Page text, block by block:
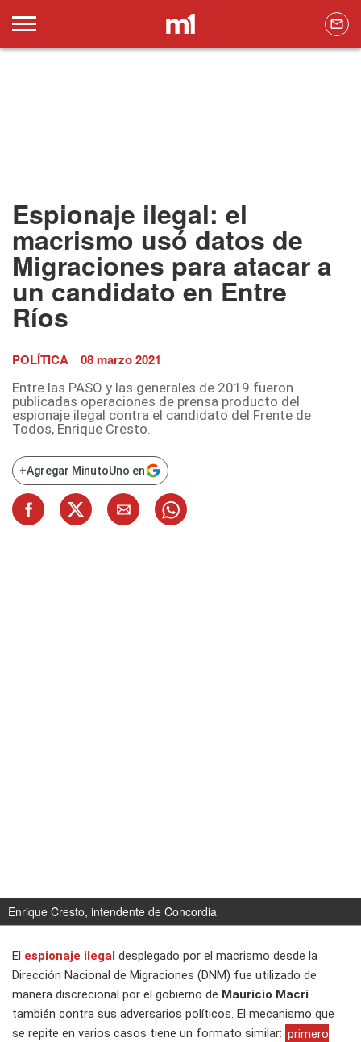
Espionaje ilegal: el
macrismo usó datos de
Migraciones para atacar a
un candidato en Entre
Ríos
POLÍTICA 08 marzo 2021
Entre las PASO y las generales de 2019 fueron
publicadas operaciones de prensa producto del
espionaje ilegal contra el candidato del Frente de
Todos, Enrique Cresto.
+Agregar MinutoUno en
Enrique Cresto, intendente de Concordia
El espionaje ilegal desplegado por el macrismo desde la
Dirección Nacional de Migraciones (DNM) fue utilizado de
manera discrecional por el gobierno de Mauricio Macri
también contra sus adversarios políticos. El mecanismo que
se repite en varios casos tiene un formato similar: primero